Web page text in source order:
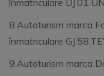
înmatriculare
8.Autoturism marca
înmatriculare
9.Autoturism marca